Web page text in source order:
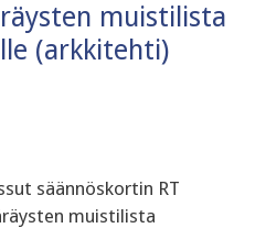
muistilista
(arkkitehti)
säännöskortin RT
muistilista